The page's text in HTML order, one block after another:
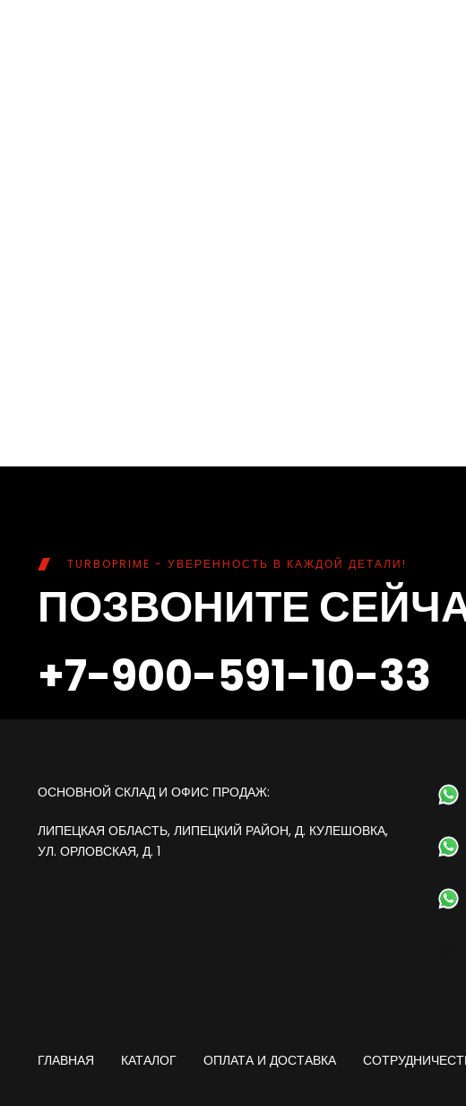
TURBOPRIME - УВЕРЕННОСТЬ В КАЖДОЙ ДЕТАЛИ!
ПОЗВОНИТЕ
+7-900-591-10-33
ОСНОВНОЙ СКЛАД И ОФИС ПРОДАЖ:
ЛИПЕЦКАЯ ОБЛАСТЬ, ЛИПЕЦКИЙ РАЙОН, Д. КУЛЕШОВКА,
УЛ. ОРЛОВСКАЯ, Д. 1
ГЛАВНАЯ КАТАЛОГ ОПЛАТА И ДОСТАВКА